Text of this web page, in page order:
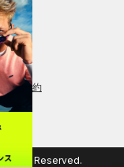
会員規約
Reserved.